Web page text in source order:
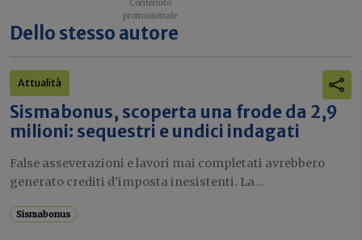
Dello stesso autore
Attualità
Sismabonus, scoperta una frode da 2,9
milioni: sequestri e undici indagati
False asseverazioni e lavori mai completati avrebbero
generato crediti d'imposta inesistenti. La...
Sismabonus